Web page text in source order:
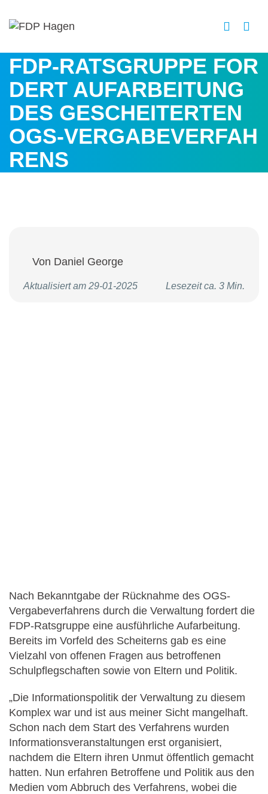
FDP-RATSGRUPPE FOR
DERT AUFARBEITUNG
DES GESCHEITERTEN
OGS-VERGABEVERFAH
RENS
Von Daniel George
Aktualisiert am 29-01-2025 Lesezeit ca. 3 Min.
Nach Bekanntgabe der Rücknahme des OGS-
Vergabeverfahrens durch die Verwaltung fordert die
FDP-Ratsgruppe eine ausführliche Aufarbeitung.
Bereits im Vorfeld des Scheiterns gab es eine
Vielzahl von offenen Fragen aus betroffenen
Schulpflegschaften sowie von Eltern und Politik.
„Die Informationspolitik der Verwaltung zu diesem
Komplex war und ist aus meiner Sicht mangelhaft.
Schon nach dem Start des Verfahrens wurden
Informationsveranstaltungen erst organisiert,
nachdem die Eltern ihren Unmut öffentlich gemacht
hatten. Nun erfahren Betroffene und Politik aus den
Medien vom Abbruch des Verfahrens, wobei die